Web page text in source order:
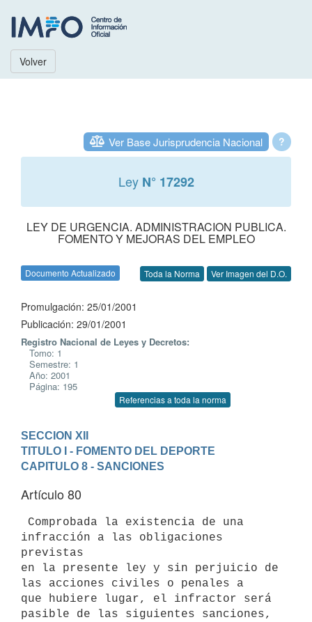
Volver
?
Ver Base Jurisprudencia Nacional
Ley N° 17292
LEY DE URGENCIA. ADMINISTRACION PUBLICA.
FOMENTO Y MEJORAS DEL EMPLEO
Documento Actualizado Toda la Norma Ver Imagen del D.O.
Promulgación: 25/01/2001
Publicación: 29/01/2001
Registro Nacional de Leyes y Decretos:
Tomo: 1
Semestre: 1
Año: 2001
Página: 195
Referencias a toda la norma
SECCION XII
TITULO I - FOMENTO DEL DEPORTE
CAPITULO 8 - SANCIONES
Artículo 80
infracción a las obligaciones
previstas
en la presente ley y sin perjuicio de
las acciones civiles o penales a
que hubiere lugar, el infractor será
pasible de las siguientes sanciones,